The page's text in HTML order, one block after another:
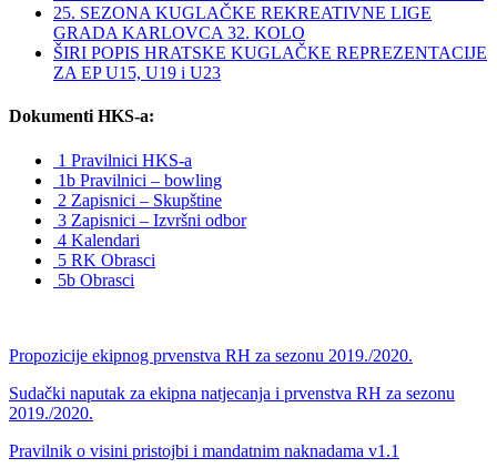
25. SEZONA KUGLAČKE REKREATIVNE LIGE
GRADA KARLOVCA 32. KOLO
ŠIRI POPIS HRATSKE KUGLAČKE REPREZENTACIJE
ZA EP U15, U19 i U23
Dokumenti HKS-a:
1 Pravilnici HKS-a
1b Pravilnici – bowling
2 Zapisnici – Skupštine
3 Zapisnici – Izvršni odbor
4 Kalendari
5 RK Obrasci
5b Obrasci
Propozicije ekipnog prvenstva RH za sezonu 2019./2020.
Sudački naputak za ekipna natjecanja i prvenstva RH za sezonu
2019./2020.
Pravilnik o visini pristojbi i mandatnim naknadama v1.1